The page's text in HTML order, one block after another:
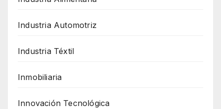
Industria Automotriz
Industria Téxtil
Inmobiliaria
Innovación Tecnológica